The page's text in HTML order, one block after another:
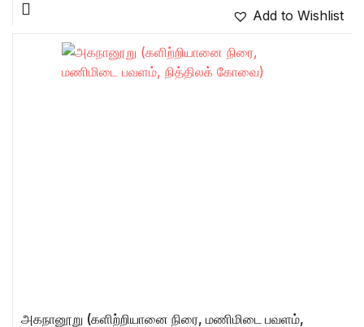
Add to Wishlist
அகநானூறு (களிற்றியானை நிரை, மணிமிடை பவளம்,